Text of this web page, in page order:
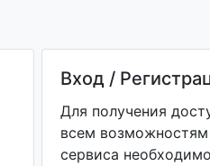
Вход /
Для получения
всем возможностям
сервиса